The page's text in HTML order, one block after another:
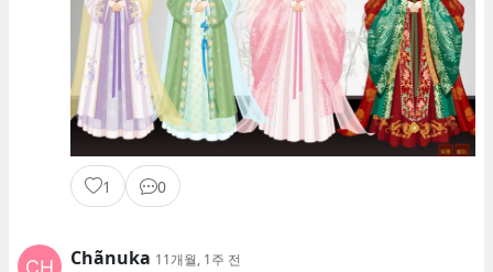
1 0
Chãnuka 11개월, 1주 전